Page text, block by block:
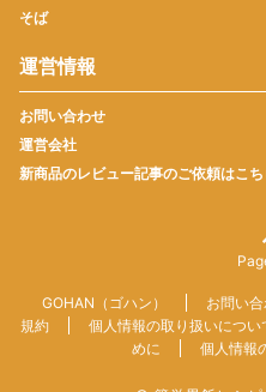
そば
運営情報
お問い合わせ
運営会社
新商品のレビュー記事のご依頼はこち
GOHAN（ゴハン） お問い
規約
個人情報の取り扱いについ
めに
個人情報